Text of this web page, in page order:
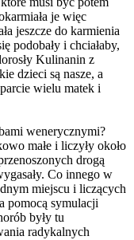
je więc
jeszcze do karmienia
podobały i chciałaby,
Kulinanin z
dzieci są nasze, a
wielu matek i
wenerycznymi?
małe i liczyły około
drogą
Co innego w
miejscu i liczących
pomocą symulacji
były tu
radykalnych